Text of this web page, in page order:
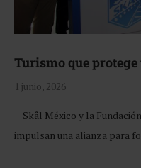
Turismo que
1 junio, 2026
Skål México y la
impulsan una alianza para